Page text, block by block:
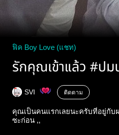
ฟิค Boy Love (แชท)
รักคุณเข้าแล้ว #ป
SVI ติดตาม
คุณเป็นคนแรกเลยนะครับที่อยู่กับ
ซะก่อน ,,